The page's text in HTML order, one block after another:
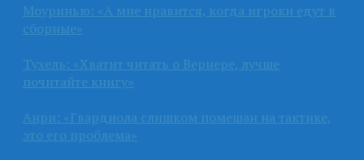
Моуринью: «А мне нравится, когда игроки едут в
сборные»
Тухель: «Хватит читать о Вернере, лучше
почитайте книгу»
Анри: «Гвардиола слишком помешан на тактике,
это его проблема»